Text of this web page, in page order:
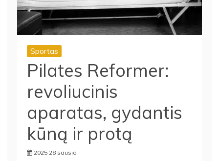
Sportas
Pilates Reformer:
revoliucinis
aparatas, gydantis
kūną ir protą
2025 28 sausio